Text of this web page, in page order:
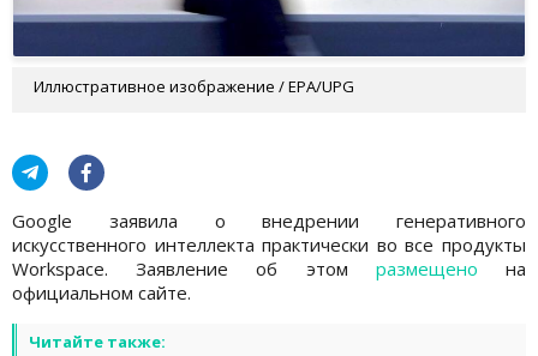
Иллюстративное изображение / EPA/UPG
Google заявила о внедрении генеративного
искусственного интеллекта практически во все продукты
Workspace. Заявление об этом размещено на
официальном сайте.
Читайте также: